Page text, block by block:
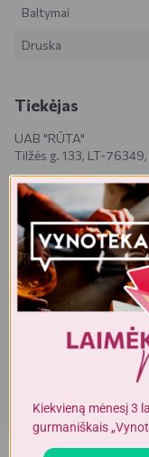
Baltymai
Druska
Tiekėjas
UAB "RŪTA"
Tilžės g. 133, LT-
Realios prekės
Prekės, kurias gausite,
išvaizdos ar formos.
elektroninėje
informacijai,
pakuotės nurodoma
nuo informacijos,
prekių aprašymuose.
vadovautis
Kiekvieną mėnesį 3
gurmaniškais